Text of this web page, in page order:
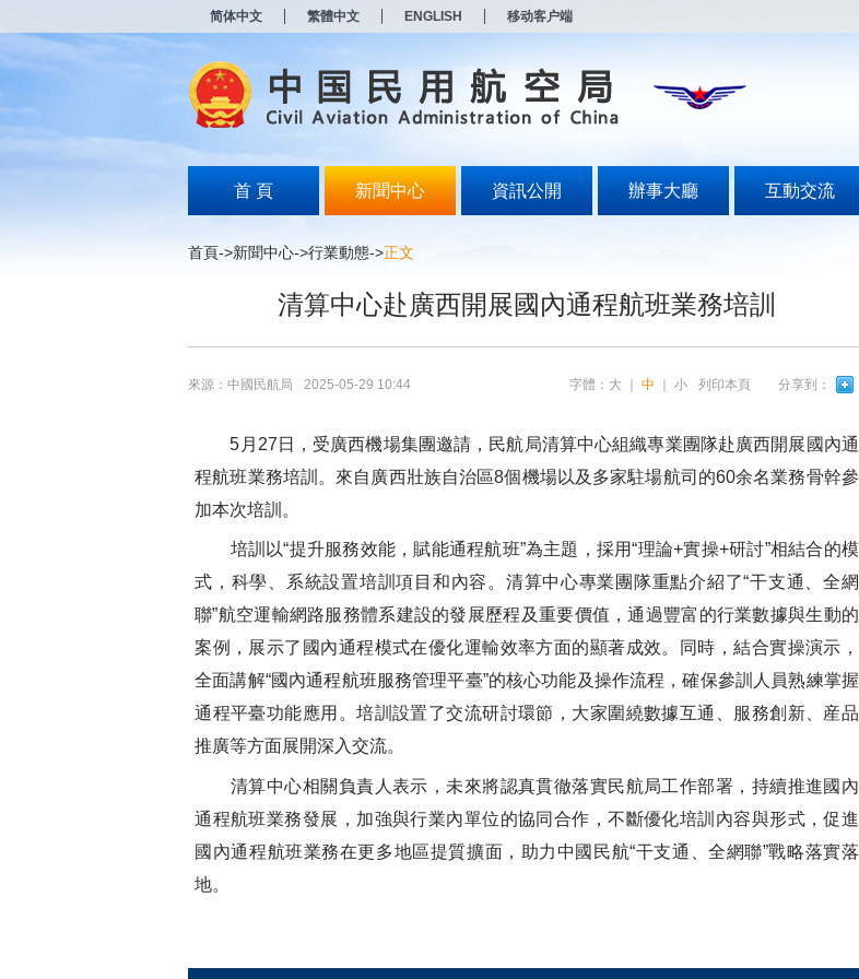
简体中文 繁體中文 ENGLISH 移动客户端
首 頁 新聞中心 資訊公開 辦事大廳 互動交流
首頁->新聞中心->行業動態->正文
清算中心赴廣西開展國內通程航班業務培訓
來源：中國民航局 2025-05-29 10:44 分享到：
列印本頁
字體： 大 中 小
5月27日，受廣西機場集團邀請，民航局清算中心組織專業團隊赴廣西開展國內通
程航班業務培訓。來自廣西壯族自治區8個機場以及多家駐場航司的60余名業務骨幹參
加本次培訓。
培訓以“提升服務效能，賦能通程航班”為主題，採用“理論+實操+研討”相結合的模
式，科學、系統設置培訓項目和內容。清算中心專業團隊重點介紹了“干支通、全網
聯”航空運輸網路服務體系建設的發展歷程及重要價值，通過豐富的行業數據與生動的
案例，展示了國內通程模式在優化運輸效率方面的顯著成效。同時，結合實操演示，
全面講解“國內通程航班服務管理平臺”的核心功能及操作流程，確保參訓人員熟練掌握
通程平臺功能應用。培訓設置了交流研討環節，大家圍繞數據互通、服務創新、産品
推廣等方面展開深入交流。
清算中心相關負責人表示，未來將認真貫徹落實民航局工作部署，持續推進國內
通程航班業務發展，加強與行業內單位的協同合作，不斷優化培訓內容與形式，促進
國內通程航班業務在更多地區提質擴面，助力中國民航“干支通、全網聯”戰略落實落
地。
打
无
障